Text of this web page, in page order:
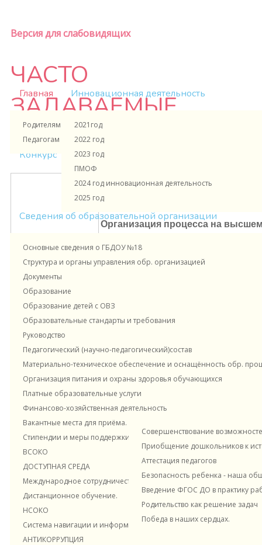
Версия для слабовидящих
Главная
Родителям и ученикам
Педагогам и сотрудникам
Инновационная деятельность
2021год
2022 год
2023 год
ПМОФ
2024 год инновационная деятельность
2025 год
Конкурс
Сведения об образовательной организации
Основные сведения о ГБДОУ №18
Структура и органы управления обр. организацией
Документы
Образование
Образование детей с ОВЗ
Образовательные стандарты и требования
Руководство
Педагогический (научно-педагогический)состав
Материально-техническое обеспечение и оснащённость обр.
Организация питания и охраны здоровья обучающихся
Платные образовательные услуги
Финансово-хозяйственная деятельность
Вакантные места для приёма. Прием в ДОУ
Стипендии и меры поддержки обучающихся
ВСОКО
ДОСТУПНАЯ СРЕДА
Международное сотрудничество
Дистанционное обучение.
НСОКО
Система навигации и информирования в ДОУ
АНТИКОРРУПЦИЯ
Новости и материалы
Внутрифирменное обучение
Наставничество в ДОУ "Цокотуха" ЭОЖ
Совершенствование
Приобщение дошкольников к
Аттестация педагогов
Безопасность ребенка - наша
Введение ФГОС ДО в практику
Родительство как решение задач
Победа в наших сердцах.
Консультационный центр Контакты
ЧАСТО
ЗАДАВАЕМЫЕ
ВОПРОСЫ
Отзыв 14.04.2020
17:44:34
Огромное спасибо
Организация процесса на
Набор по содержанию более,
А также, огромное спасибо, что
/отсутствия братьев/сестёр,
Спасибо большое за
Постараемся и в дольнейшем
своей деятельности.
Вопрос от 5.09.2019 ("Здравствуйте, если у вас
открывается второй корпус, будут ли набирать
дополнительные группы и какой возраст?"
Ответ: По последним данным планируемое
открытие с 10.01.2020 г. В связи с открытием
будем набирать 2 группы от 2 до 3 лет ( ясли)
и 2 группы по потребностям района,
ориентировочно с 3 до 4 лет (администрация
ДОУ)